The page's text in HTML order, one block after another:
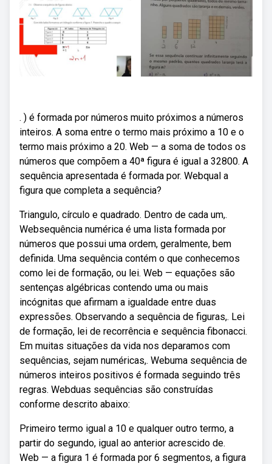
. ) é formada por números muito próximos a números
inteiros. A soma entre o termo mais próximo a 10 e o
termo mais próximo a 20. Web — a soma de todos os
números que compõem a 40ª figura é igual a 32800. A
sequência apresentada é formada por. Webqual a
figura que completa a sequência?
Triangulo, círculo e quadrado. Dentro de cada um,.
Websequência numérica é uma lista formada por
números que possui uma ordem, geralmente, bem
definida. Uma sequência contém o que conhecemos
como lei de formação, ou lei. Web — equações são
sentenças algébricas contendo uma ou mais
incógnitas que afirmam a igualdade entre duas
expressões. Observando a sequência de figuras,. Lei
de formação, lei de recorrência e sequência fibonacci.
Em muitas situações da vida nos deparamos com
sequências, sejam numéricas,. Webuma sequência de
números inteiros positivos é formada seguindo três
regras. Webduas sequências são construídas
conforme descrito abaixo:
Primeiro termo igual a 10 e qualquer outro termo, a
partir do segundo, igual ao anterior acrescido de.
Web — a figura 1 é formada por 6 segmentos, a figura